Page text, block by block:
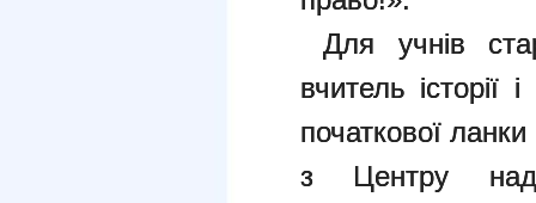
Для учнів
вчитель
початкової
з Центру